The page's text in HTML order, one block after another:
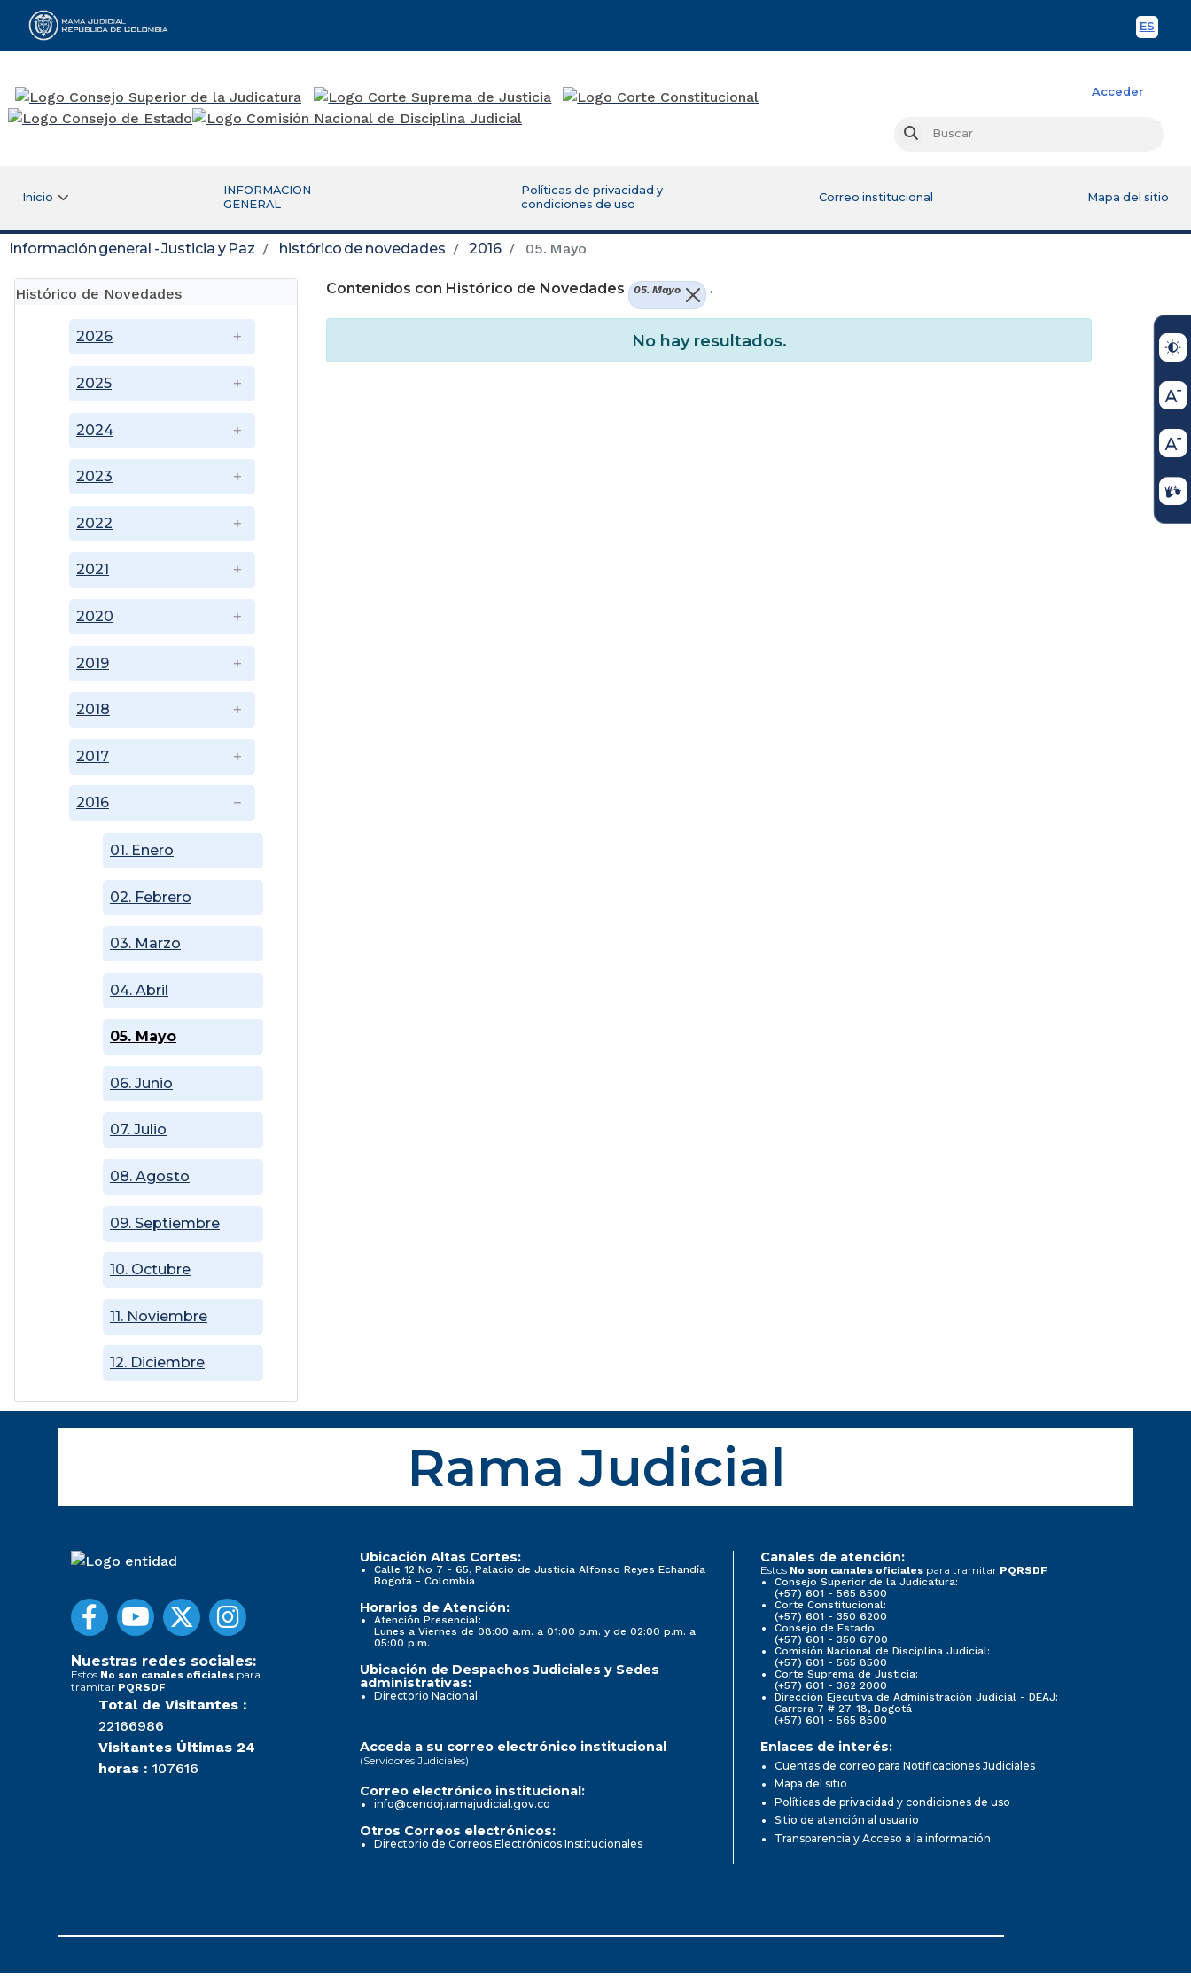
ES
Rama Judicial
Acceder
Buscar
Inicio
INFORMACION
GENERAL
Políticas de privacidad y
condiciones de uso
Correo institucional Mapa del sitio
Información general - Justicia y Paz histórico de novedades 2016 05. Mayo
Histórico de Novedades
2016
01. Enero
02. Febrero
03. Marzo
04. Abril
05. Mayo
06. Junio
07. Julio
08. Agosto
09. Septiembre
10. Octubre
11. Noviembre
12. Diciembre
2017
2018
2019
2020
2021
2022
2023
2024
2025
2026
Contenidos con Histórico de Novedades 05. Mayo .
No hay resultados.
Rama Judicial
Nuestras redes sociales:
Estos No son canales oficiales para
tramitar PQRSDF
Total de Visitantes :
22166986
Visitantes Últimas 24
horas : 107616
Ubicación Altas Cortes:
Calle 12 No 7 - 65, Palacio de Justicia Alfonso Reyes Echandía
Bogotá - Colombia
Horarios de Atención:
Atención Presencial:
Lunes a Viernes de 08:00 a.m. a 01:00 p.m. y de 02:00 p.m. a
05:00 p.m.
Ubicación de Despachos Judiciales y Sedes
administrativas:
Directorio Nacional
Canales de atención:
Estos No son canales oficiales para tramitar PQRSDF
Consejo Superior de la Judicatura:
(+57) 601 - 565 8500
Corte Constitucional:
(+57) 601 - 350 6200
Consejo de Estado:
(+57) 601 - 350 6700
Comisión Nacional de Disciplina Judicial:
(+57) 601 - 565 8500
Corte Suprema de Justicia:
(+57) 601 - 362 2000
Dirección Ejecutiva de Administración Judicial - DEAJ:
Carrera 7 # 27-18, Bogotá
(+57) 601 - 565 8500
Acceda a su correo electrónico institucional
(Servidores Judiciales)
Correo electrónico institucional:
info@cendoj.ramajudicial.gov.co
Otros Correos electrónicos:
Directorio de Correos Electrónicos Institucionales
Enlaces de interés:
Cuentas de correo para Notificaciones Judiciales
Mapa del sitio
Políticas de privacidad y condiciones de uso
Sitio de atención al usuario
Transparencia y Acceso a la información